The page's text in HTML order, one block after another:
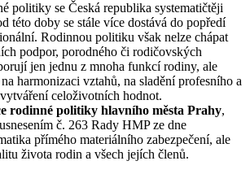
politiky se Česká republika systematičtěji
této doby se stále více dostává do popředí
Rodinnou politiku však nelze chápat
podpor, porodného či rodičovských
jen jednu z mnoha funkcí rodiny, ale
harmonizaci vztahů, na sladění profesního a
celoživotních hodnot.
rodinné politiky hlavního města Prahy,
č. 263 Rady HMP ze dne
přímého materiálního zabezpečení, ale
života rodin a všech jejích členů.